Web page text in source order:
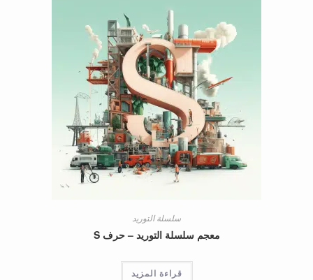
سلسلة التوريد
معجم سلسلة التوريد – حرف S
قراءة المزيد